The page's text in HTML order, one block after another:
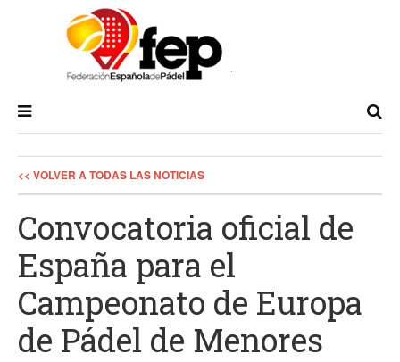
<< VOLVER A TODAS LAS NOTICIAS
Convocatoria oficial de
España para el
Campeonato de Europa
de Pádel de Menores